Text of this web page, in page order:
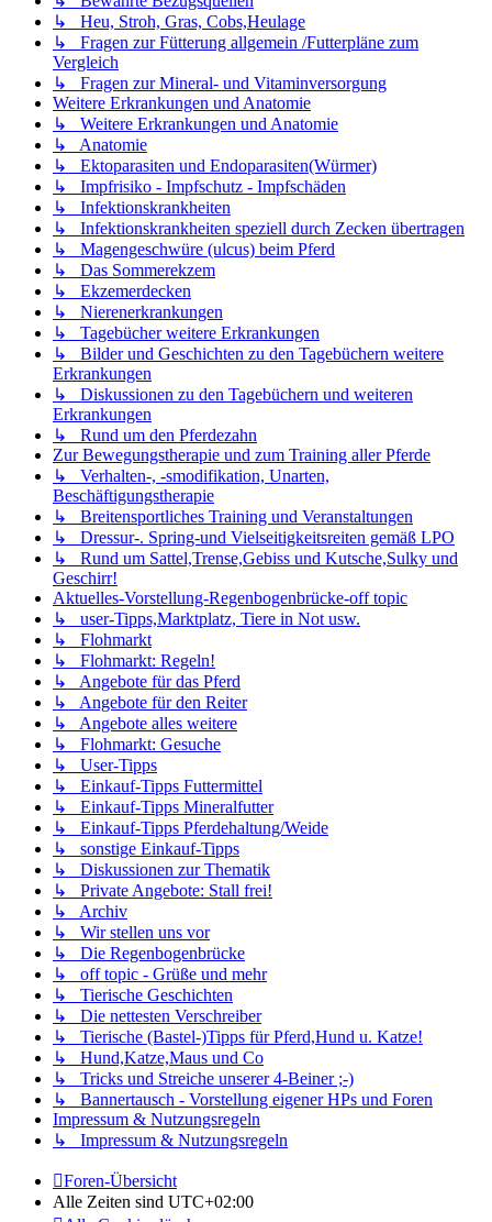
↳ Heu, Stroh, Gras, Cobs,Heulage
↳ Fragen zur Fütterung allgemein /Futterpläne zum
Vergleich
↳ Fragen zur Mineral- und Vitaminversorgung
Weitere Erkrankungen und Anatomie
↳ Weitere Erkrankungen und Anatomie
↳ Anatomie
↳ Ektoparasiten und Endoparasiten(Würmer)
↳ Impfrisiko - Impfschutz - Impfschäden
↳ Infektionskrankheiten
↳ Infektionskrankheiten speziell durch Zecken übertragen
↳ Magengeschwüre (ulcus) beim Pferd
↳ Das Sommerekzem
↳ Ekzemerdecken
↳ Nierenerkrankungen
↳ Tagebücher weitere Erkrankungen
↳ Bilder und Geschichten zu den Tagebüchern weitere
Erkrankungen
↳ Diskussionen zu den Tagebüchern und weiteren
Erkrankungen
↳ Rund um den Pferdezahn
Zur Bewegungstherapie und zum Training aller Pferde
↳ Verhalten-, -smodifikation, Unarten,
Beschäftigungstherapie
↳ Breitensportliches Training und Veranstaltungen
↳ Dressur-. Spring-und Vielseitigkeitsreiten gemäß LPO
↳ Rund um Sattel,Trense,Gebiss und Kutsche,Sulky und
Geschirr!
Aktuelles-Vorstellung-Regenbogenbrücke-off topic
↳ user-Tipps,Marktplatz, Tiere in Not usw.
↳ Flohmarkt
↳ Flohmarkt: Regeln!
↳ Angebote für das Pferd
↳ Angebote für den Reiter
↳ Angebote alles weitere
↳ Flohmarkt: Gesuche
↳ User-Tipps
↳ Einkauf-Tipps Futtermittel
↳ Einkauf-Tipps Mineralfutter
↳ Einkauf-Tipps Pferdehaltung/Weide
↳ sonstige Einkauf-Tipps
↳ Diskussionen zur Thematik
↳ Private Angebote: Stall frei!
↳ Archiv
↳ Wir stellen uns vor
↳ Die Regenbogenbrücke
↳ off topic - Grüße und mehr
↳ Tierische Geschichten
↳ Die nettesten Verschreiber
↳ Tierische (Bastel-)Tipps für Pferd,Hund u. Katze!
↳ Hund,Katze,Maus und Co
↳ Tricks und Streiche unserer 4-Beiner ;-)
↳ Bannertausch - Vorstellung eigener HPs und Foren
Impressum & Nutzungsregeln
↳ Impressum & Nutzungsregeln
Foren-Übersicht
Alle Zeiten sind UTC+02:00